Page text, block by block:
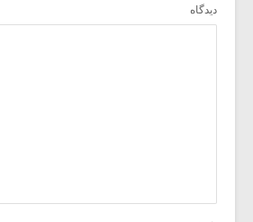
دیدگاه